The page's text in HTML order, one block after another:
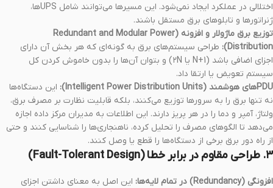
اختلالی در عملکرد ایجاد نمی‌شود. این مسیرها می‌توانند شامل UPSها،
ژنراتورها و تابلوهای برق مستقل باشند.
توزیع برق ماژولار و افزونه (Redundant and Modular Power
Distribution):
طراحی سیستم‌های برق به گونه‌ای که هر بخش آن دارای
اجزای اضافی باشد (N+1 یا ۲N) و بتوان آن‌ها را بدون خاموش کردن کل
سیستم تعویض یا ارتقا داد.
PDUهای هوشمند (Intelligent Power Distribution Units):
این دستگاه‌ها
نه تنها برق را به سرورها توزیع می‌کنند، بلکه قابلیت نظارت بر مصرف برق،
ولتاژ، آمپر و دما را در هر پریز دارند. این اطلاعات به مدیران مرکز داده اجازه
می‌دهد تا الگوهای مصرف را تحلیل کرده، ناهنجاری‌ها را شناسایی کنند و حتی
از راه دور برق برخی از دستگاه‌ها را قطع یا وصل کنند.
۳. طراحی مقاوم در برابر خطا (Fault-Tolerant Design)
افزونگی (Redundancy) در تمام لایه‌ها:
این اصل به معنای داشتن اجزای